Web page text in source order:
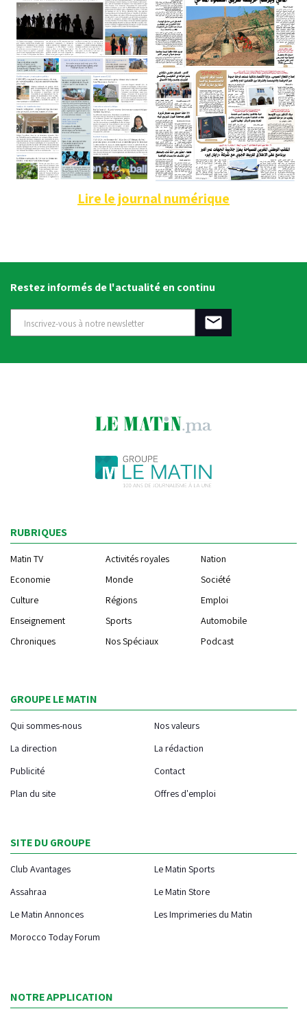
Lire le journal numérique
Restez informés de l'actualité en continu
RUBRIQUES
Matin TV Activités royales
Nation
Economie
Monde
Société
Culture
Régions
Emploi
Enseignement
Sports
Automobile
Chroniques
Nos Spéciaux Podcast
GROUPE LE MATIN
Qui sommes-nous
Nos valeurs
La direction
La rédaction
Publicité
Contact
Plan du site
Offres d'emploi
SITE DU GROUPE
Club Avantages
Le Matin Sports
Assahraa
Le Matin Store
Le Matin Annonces
Les Imprimeries du Matin
Morocco Today Forum
NOTRE APPLICATION